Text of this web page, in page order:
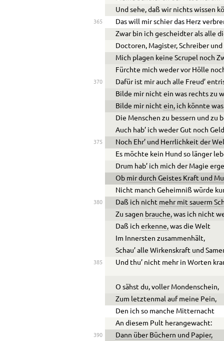
Und sehe, daß wir nichts wissen
365
Das will mir schier das Herz
Zwar bin ich gescheidter als alle
Doctoren, Magister, Schreiber
Mich plagen keine Scrupel noch
Fürchte mich weder vor Hölle
370
Dafür ist mir auch alle Freud’
Bilde mir nicht ein was rechts zu
Bilde mir nichtein, ich könnte
Die Menschen zu bessern und zu
Auch hab’ ich weder Gut noch
375
Noch Ehr’ und Herrlichkeit der
Es möchte kein Hund so länger
Drum hab’ ich mich der Magie
Ob mir durch Geistes Kraft und
Nicht manch Geheimniß würde
380 Daß ich nicht mehr mit sauerm
Zu sagen brauche, was ich nicht
Daß icherkenne, was die Welt
Im Innersten zusammenhält,
Schau’ alle Wirkenskraft und
385 Und thu’ nicht mehr in Worten
O sähst du, voller Mondenschein,
Zum letztenmal auf meine Pein,
Den ich so manche Mitternacht
An diesem Pult herangewacht:
390
Dann über Büchern und Papier,